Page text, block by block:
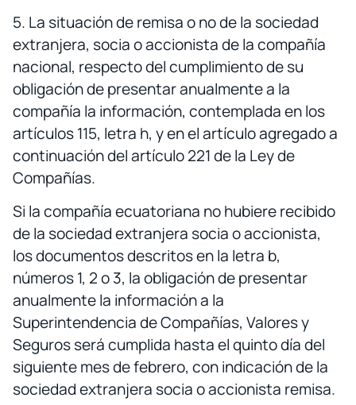
5. La situación de remisa o no de la sociedad
extranjera, socia o accionista de la compañía
nacional, respecto del cumplimiento de su
obligación de presentar anualmente a la
compañía la información, contemplada en los
artículos 115, letra h, y en el artículo agregado a
continuación del artículo 221 de la Ley de
Compañías.
Si la compañía ecuatoriana no hubiere recibido
de la sociedad extranjera socia o accionista,
los documentos descritos en la letra b,
números 1, 2 o 3, la obligación de presentar
anualmente la información a la
Superintendencia de Compañías, Valores y
Seguros será cumplida hasta el quinto día del
siguiente mes de febrero, con indicación de la
sociedad extranjera socia o accionista remisa.